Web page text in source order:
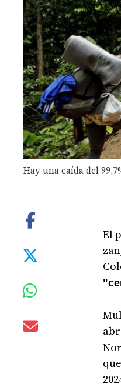
Hay una caída del
El